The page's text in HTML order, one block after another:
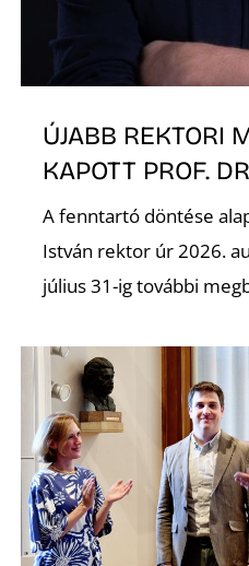
ÚJABB REKTORI
KAPOTT PROF.
A fenntartó döntése
István rektor úr 2026.
július 31-ig további